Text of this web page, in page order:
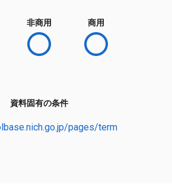
非商用 商用
資料固有の条件
pages/term